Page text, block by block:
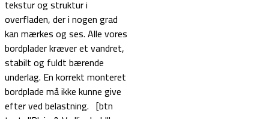
tekstur og struktur i
overfladen, der i nogen grad
kan mærkes og ses. Alle vores
bordplader kræver et vandret,
stabilt og fuldt bærende
underlag. En korrekt monteret
bordplade må ikke kunne give
efter ved belastning. [btn